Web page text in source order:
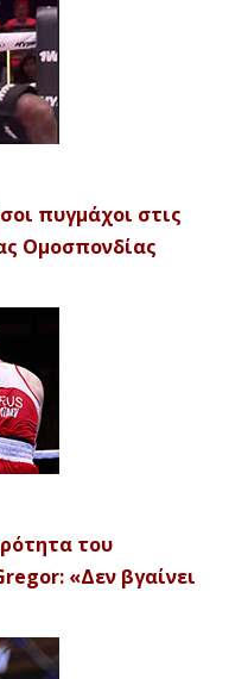
πυγμάχοι στις
Ομοσπονδίας
του
«Δεν βγαίνει